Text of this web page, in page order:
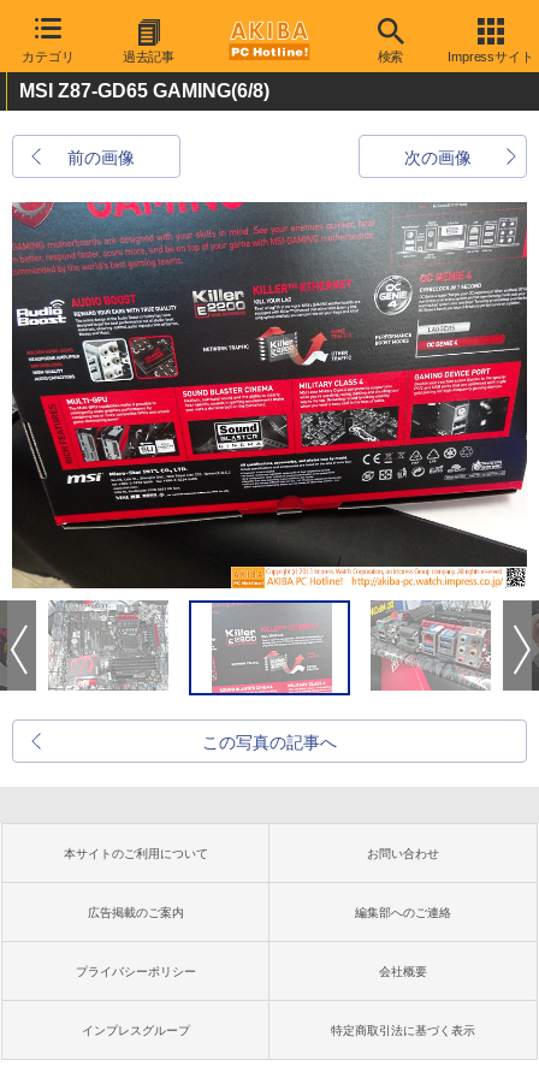
カテゴリ 過去記事 検索 Impressサイト
MSI Z87-GD65 GAMING(6/8)
前の画像 次の画像
この写真の記事へ
本サイトのご利用について お問い合わせ
広告掲載のご案内 編集部へのご連絡
プライバシーポリシー 会社概要
インプレスグループ 特定商取引法に基づく表示